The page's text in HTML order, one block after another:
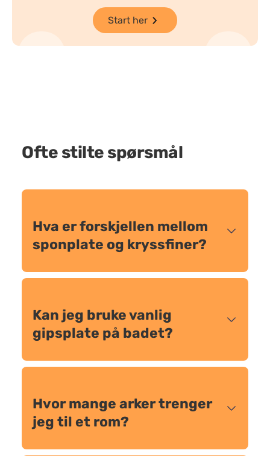
Start her
Ofte stilte spørsmål
Hva er forskjellen mellom
sponplate og kryssfiner?
Kan jeg bruke vanlig
gipsplate på badet?
Hvor mange arker trenger
jeg til et rom?